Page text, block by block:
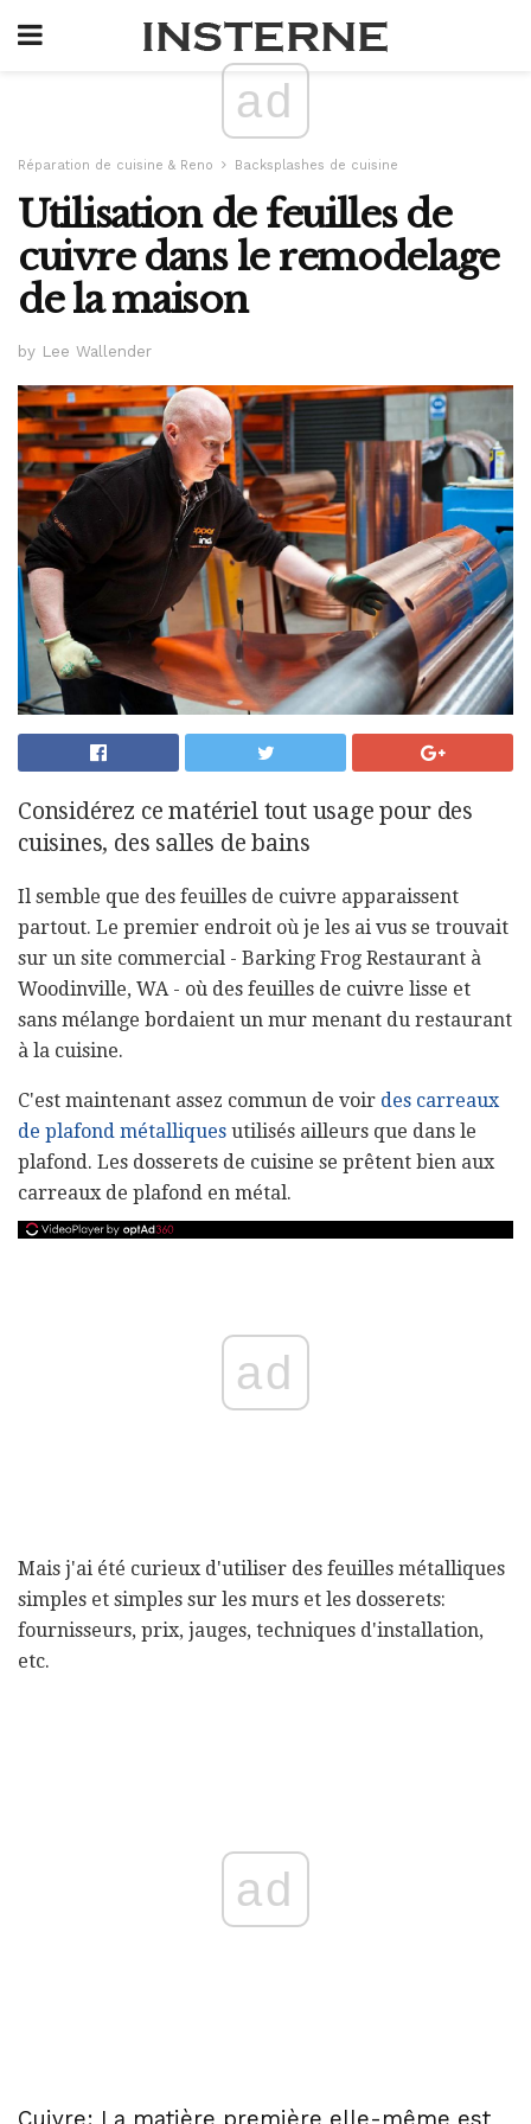
ad
Réparation de cuisine & Reno Backsplashes de cuisine
Utilisation de feuilles de
cuivre dans le remodelage
de la maison
by Lee Wallender
Considérez ce matériel tout usage pour des
cuisines, des salles de bains
Il semble que des feuilles de cuivre apparaissent
partout. Le premier endroit où je les ai vus se trouvait
sur un site commercial - Barking Frog Restaurant à
Woodinville, WA - où des feuilles de cuivre lisse et
sans mélange bordaient un mur menant du restaurant
à la cuisine.
C'est maintenant assez commun de voir des carreaux
de plafond métalliques utilisés ailleurs que dans le
plafond. Les dosserets de cuisine se prêtent bien aux
carreaux de plafond en métal.
ad
Mais j'ai été curieux d'utiliser des feuilles métalliques
simples et simples sur les murs et les dosserets:
fournisseurs, prix, jauges, techniques d'installation,
etc.
ad